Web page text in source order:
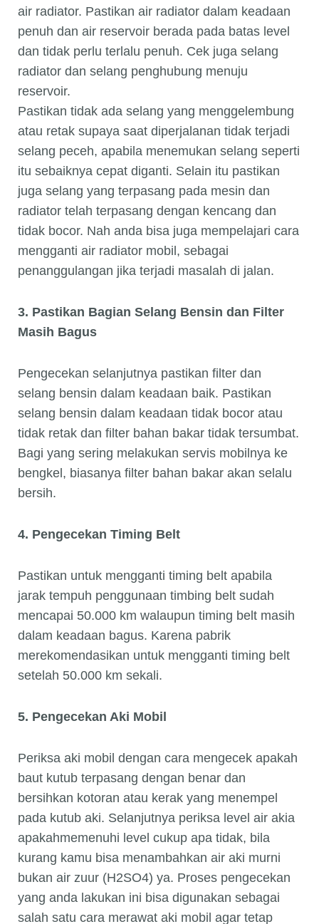
air radiator. Pastikan air radiator dalam keadaan
penuh dan air reservoir berada pada batas level
dan tidak perlu terlalu penuh. Cek juga selang
radiator dan selang penghubung menuju
reservoir.
Pastikan tidak ada selang yang menggelembung
atau retak supaya saat diperjalanan tidak terjadi
selang peceh, apabila menemukan selang seperti
itu sebaiknya cepat diganti. Selain itu pastikan
juga selang yang terpasang pada mesin dan
radiator telah terpasang dengan kencang dan
tidak bocor. Nah anda bisa juga mempelajari cara
mengganti air radiator mobil, sebagai
penanggulangan jika terjadi masalah di jalan.
3. Pastikan Bagian Selang Bensin dan Filter
Masih Bagus
Pengecekan selanjutnya pastikan filter dan
selang bensin dalam keadaan baik. Pastikan
selang bensin dalam keadaan tidak bocor atau
tidak retak dan filter bahan bakar tidak tersumbat.
Bagi yang sering melakukan servis mobilnya ke
bengkel, biasanya filter bahan bakar akan selalu
bersih.
4. Pengecekan Timing Belt
Pastikan untuk mengganti timing belt apabila
jarak tempuh penggunaan timbing belt sudah
mencapai 50.000 km walaupun timing belt masih
dalam keadaan bagus. Karena pabrik
merekomendasikan untuk mengganti timing belt
setelah 50.000 km sekali.
5. Pengecekan Aki Mobil
Periksa aki mobil dengan cara mengecek apakah
baut kutub terpasang dengan benar dan
bersihkan kotoran atau kerak yang menempel
pada kutub aki. Selanjutnya periksa level air akia
apakahmemenuhi level cukup apa tidak, bila
kurang kamu bisa menambahkan air aki murni
bukan air zuur (H2SO4) ya. Proses pengecekan
yang anda lakukan ini bisa digunakan sebagai
salah satu cara merawat aki mobil agar tetap